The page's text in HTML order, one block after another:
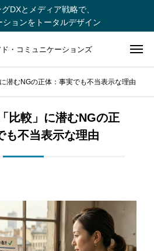
DXとメディア戦略で、
ョンをトータルデザイン
・コミュニケーションズ
潜むNGの正体：事実でも不当表示な理由
比較」に潜むNGの正
も不当表示な理由